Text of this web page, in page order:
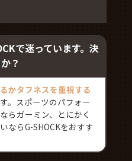
で迷っています。決
？
かタフネスを重視する
。スポーツのパフォー
らガーミン、とにかく
ならG-SHOCKをおすす